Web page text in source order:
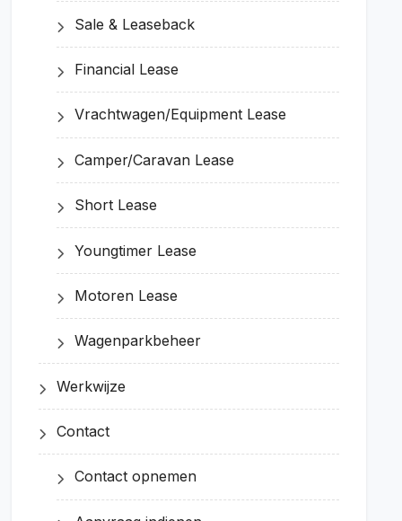
Sale & Leaseback
Financial Lease
Vrachtwagen/Equipment Lease
Camper/Caravan Lease
Short Lease
Youngtimer Lease
Motoren Lease
Wagenparkbeheer
Werkwijze
Contact
Contact opnemen